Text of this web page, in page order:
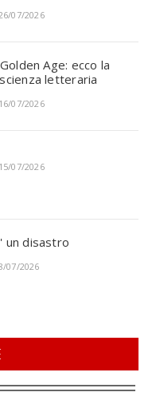
07/2026
Age: ecco la
letteraria
16/07/2026
15/07/2026
un disastro
07/2026